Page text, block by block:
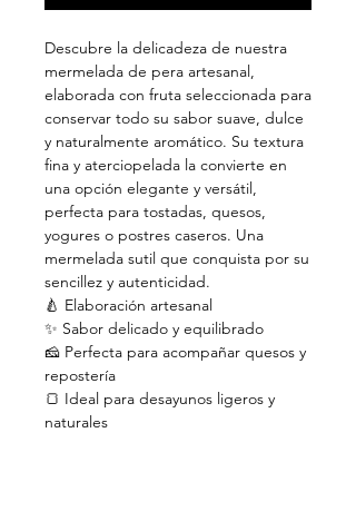
Descubre la delicadeza de nuestra
mermelada de pera artesanal,
elaborada con fruta seleccionada para
conservar todo su sabor suave, dulce
y naturalmente aromático. Su textura
fina y aterciopelada la convierte en
una opción elegante y versátil,
perfecta para tostadas, quesos,
yogures o postres caseros. Una
mermelada sutil que conquista por su
sencillez y autenticidad.
🍐 Elaboración artesanal
✨ Sabor delicado y equilibrado
🧀 Perfecta para acompañar quesos y
repostería
🍞 Ideal para desayunos ligeros y
naturales